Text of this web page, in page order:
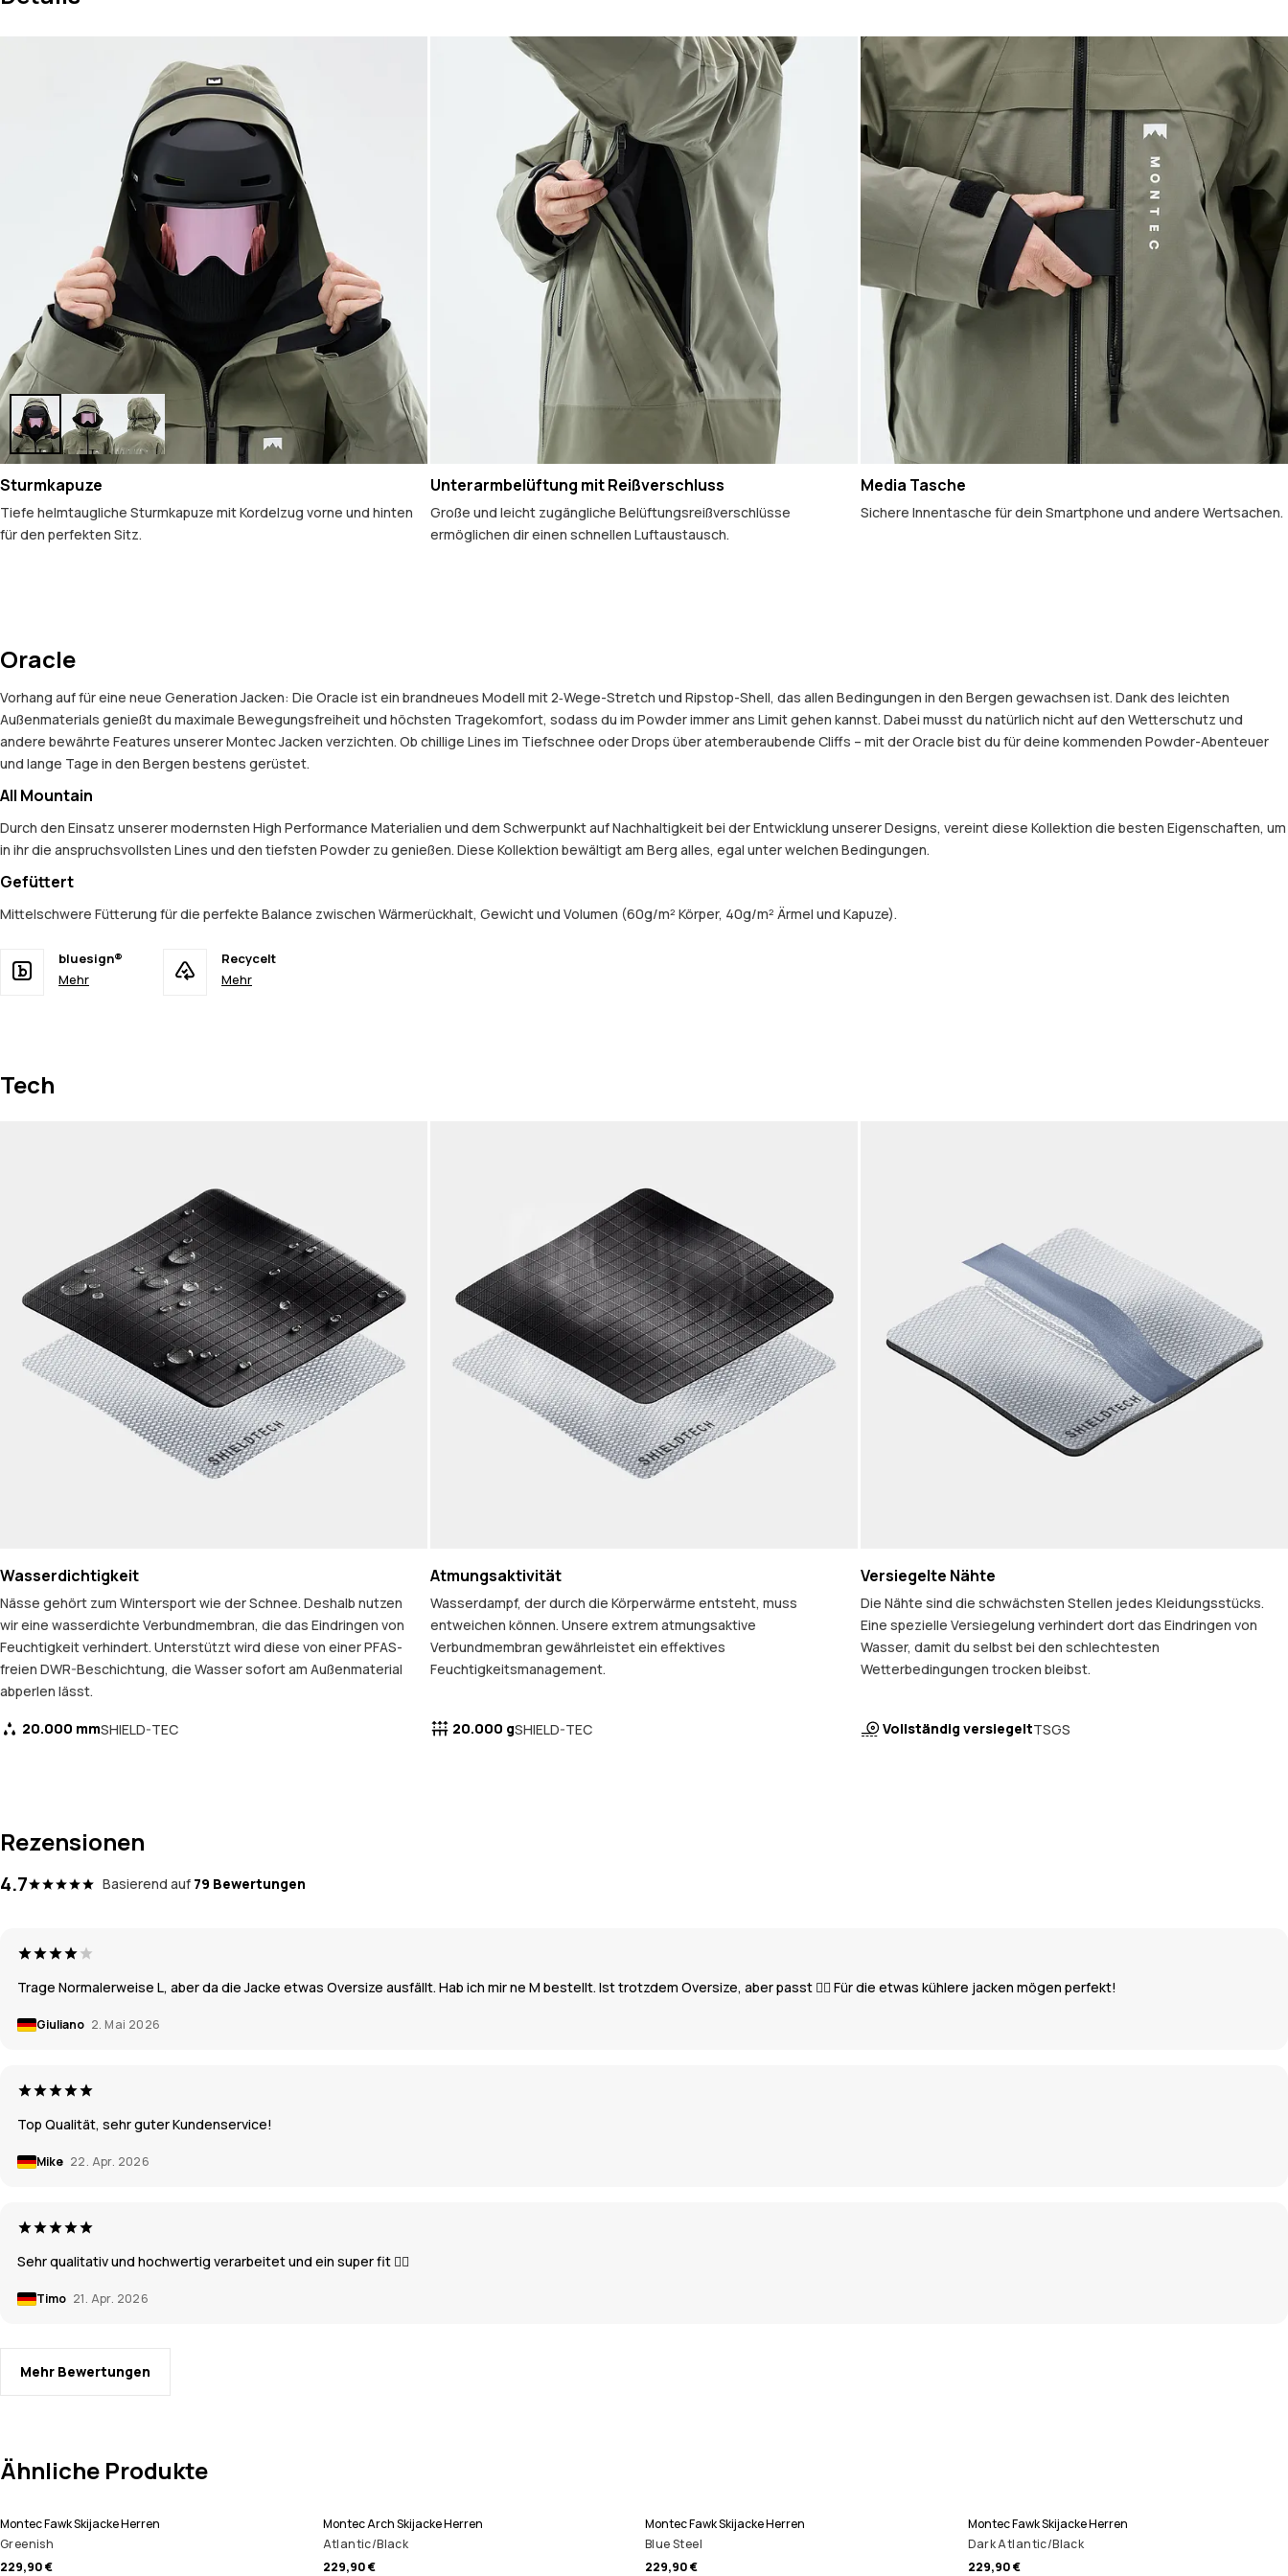
Sturmkapuze
Tiefe helmtaugliche Sturmkapuze mit Kordelzug vorne und hinten
für den perfekten Sitz.
Unterarmbelüftung mit Reißverschluss
Große und leicht zugängliche Belüftungsreißverschlüsse
ermöglichen dir einen schnellen Luftaustausch.
Media Tasche
Sichere Innentasche für dein Smartphone und andere Wertsachen.
Oracle
Vorhang auf für eine neue Generation Jacken: Die Oracle ist ein brandneues Modell mit 2‑Wege-Stretch und Ripstop-Shell, das allen Bedingungen in den Bergen gewachsen ist. Dank des leichten
Außenmaterials genießt du maximale Bewegungsfreiheit und höchsten Tragekomfort, sodass du im Powder immer ans Limit gehen kannst. Dabei musst du natürlich nicht auf den Wetterschutz und
andere bewährte Features unserer Montec Jacken verzichten. Ob chillige Lines im Tiefschnee oder Drops über atemberaubende Cliffs – mit der Oracle bist du für deine kommenden Powder-Abenteuer
und lange Tage in den Bergen bestens gerüstet.
All Mountain
Durch den Einsatz unserer modernsten High Performance Materialien und dem Schwerpunkt auf Nachhaltigkeit bei der Entwicklung unserer Designs, vereint diese Kollektion die besten Eigenschaften, um
in ihr die anspruchsvollsten Lines und den tiefsten Powder zu genießen. Diese Kollektion bewältigt am Berg alles, egal unter welchen Bedingungen.
Gefüttert
Mittelschwere Fütterung für die perfekte Balance zwischen Wärmerückhalt, Gewicht und Volumen (60g/m² Körper, 40g/m² Ärmel und Kapuze).
bluesign®
Mehr
Recycelt
Mehr
Tech
Wasserdichtigkeit
Nässe gehört zum Wintersport wie der Schnee. Deshalb nutzen
wir eine wasserdichte Verbundmembran, die das Eindringen von
Feuchtigkeit verhindert. Unterstützt wird diese von einer PFAS-
freien DWR-Beschichtung, die Wasser sofort am Außenmaterial
abperlen lässt.
20.000 mmSHIELD-TEC
Atmungsaktivität
Wasserdampf, der durch die Körperwärme entsteht, muss
entweichen können. Unsere extrem atmungsaktive
Verbundmembran gewährleistet ein effektives
Feuchtigkeitsmanagement.
20.000 gSHIELD-TEC
Versiegelte Nähte
Die Nähte sind die schwächsten Stellen jedes Kleidungsstücks.
Eine spezielle Versiegelung verhindert dort das Eindringen von
Wasser, damit du selbst bei den schlechtesten
Wetterbedingungen trocken bleibst.
Vollständig versiegeltTSGS
Rezensionen
4.7 Basierend auf 79 Bewertungen
Trage Normalerweise L, aber da die Jacke etwas Oversize ausfällt. Hab ich mir ne M bestellt. Ist trotzdem Oversize, aber passt 👍🏼 Für die etwas kühlere jacken mögen perfekt!
Giuliano 2. Mai 2026
Top Qualität, sehr guter Kundenservice!
Mike 22. Apr. 2026
Sehr qualitativ und hochwertig verarbeitet und ein super fit 👌🏼
Timo 21. Apr. 2026
Mehr Bewertungen
Ähnliche Produkte
Montec Fawk Skijacke Herren
Greenish
229,90 €
Montec Arch Skijacke Herren
Atlantic/Black
229,90 €
Montec Fawk Skijacke Herren
Blue Steel
229,90 €
Montec Fawk Skijacke Herren
Dark Atlantic/Black
229,90 €